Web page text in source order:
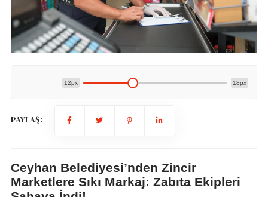
12px 18px
PAYLAŞ:
Ceyhan Belediyesi’nden Zincir
Marketlere Sıkı Markaj: Zabıta Ekipleri